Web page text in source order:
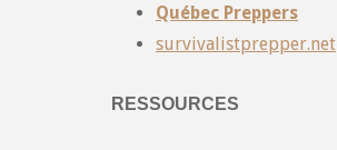
Québec Preppers
survivalistprepper.net
RESSOURCES